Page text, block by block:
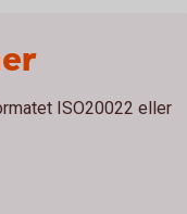
ISO20022 eller